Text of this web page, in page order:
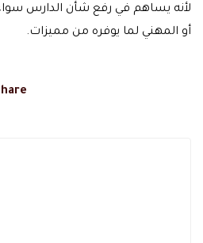
لأنه يساهم في رفع شأن الدارس
أو المهني لما يوفره من مميزات.